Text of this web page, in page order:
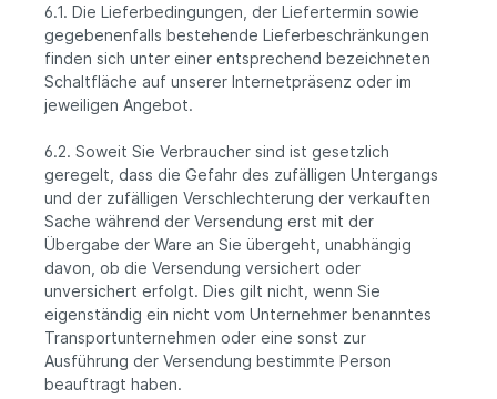
6.1. Die Lieferbedingungen, der Liefertermin sowie
gegebenenfalls bestehende Lieferbeschränkungen
finden sich unter einer entsprechend bezeichneten
Schaltfläche auf unserer Internetpräsenz oder im
jeweiligen Angebot.
6.2. Soweit Sie Verbraucher sind ist gesetzlich
geregelt, dass die Gefahr des zufälligen Untergangs
und der zufälligen Verschlechterung der verkauften
Sache während der Versendung erst mit der
Übergabe der Ware an Sie übergeht, unabhängig
davon, ob die Versendung versichert oder
unversichert erfolgt. Dies gilt nicht, wenn Sie
eigenständig ein nicht vom Unternehmer benanntes
Transportunternehmen oder eine sonst zur
Ausführung der Versendung bestimmte Person
beauftragt haben.